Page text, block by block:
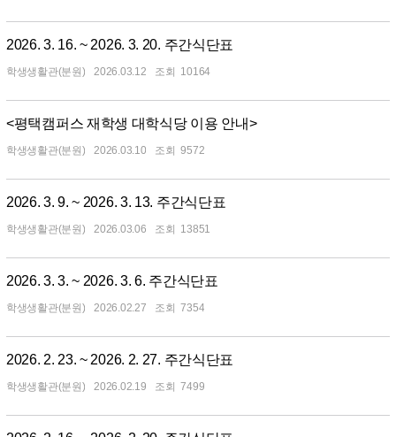
2026. 3. 16. ~ 2026. 3. 20. 주간식단표
학생생활관(분원) 2026.03.12 10164
<평택캠퍼스 재학생 대학식당 이용 안내>
학생생활관(분원) 2026.03.10 9572
2026. 3. 9. ~ 2026. 3. 13. 주간식단표
학생생활관(분원) 2026.03.06 13851
2026. 3. 3. ~ 2026. 3. 6. 주간식단표
학생생활관(분원) 2026.02.27 7354
2026. 2. 23. ~ 2026. 2. 27. 주간식단표
학생생활관(분원) 2026.02.19 7499